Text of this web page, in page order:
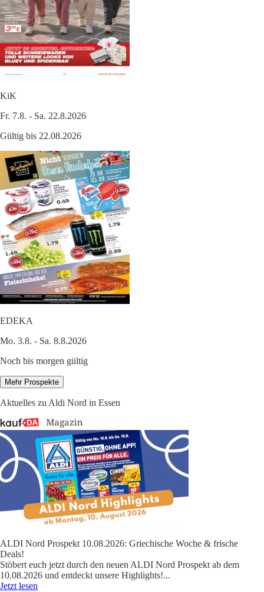
KiK
Fr. 7.8. - Sa. 22.8.2026
Gültig bis 22.08.2026
EDEKA
Mo. 3.8. - Sa. 8.8.2026
Noch bis morgen gültig
Mehr Prospekte
Aktuelles zu Aldi Nord in Essen
ALDI Nord Prospekt 10.08.2026: Griechische Woche & frische
Deals!
Stöbert euch jetzt durch den neuen ALDI Nord Prospekt ab dem
10.08.2026 und entdeckt unsere Highlights!...
Jetzt lesen